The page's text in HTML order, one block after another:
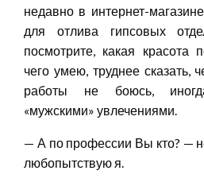
недавно в интернет-
для отлива гипсовых
посмотрите, какая красота
чего умею, труднее сказать,
работы не боюсь,
«мужскими» увлечениями.
— А по профессии Вы кто? —
любопытствую я.